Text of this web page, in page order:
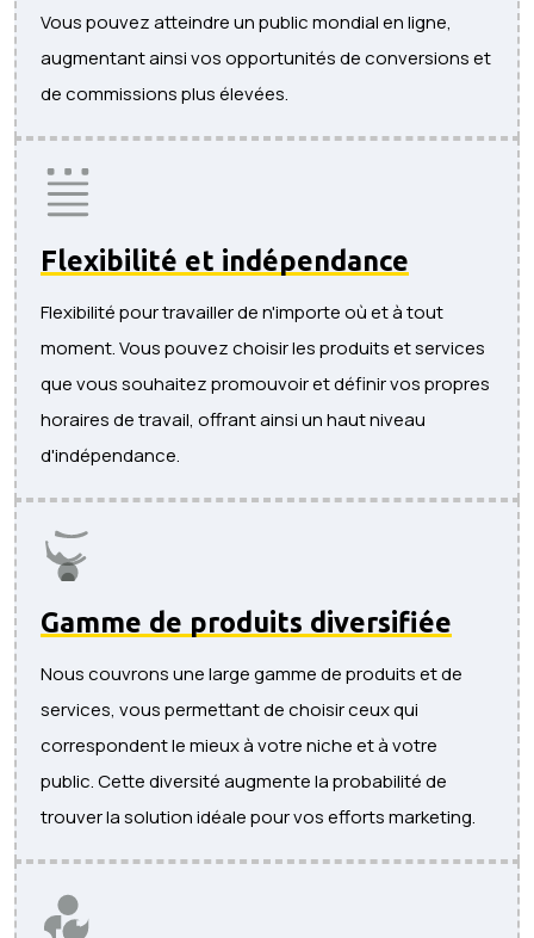
Vous pouvez atteindre un public mondial en ligne,
augmentant ainsi vos opportunités de conversions et
de commissions plus élevées.
Flexibilité et indépendance
Flexibilité pour travailler de n'importe où et à tout
moment. Vous pouvez choisir les produits et services
que vous souhaitez promouvoir et définir vos propres
horaires de travail, offrant ainsi un haut niveau
d'indépendance.
Gamme de produits diversifiée
Nous couvrons une large gamme de produits et de
services, vous permettant de choisir ceux qui
correspondent le mieux à votre niche et à votre
public. Cette diversité augmente la probabilité de
trouver la solution idéale pour vos efforts marketing.